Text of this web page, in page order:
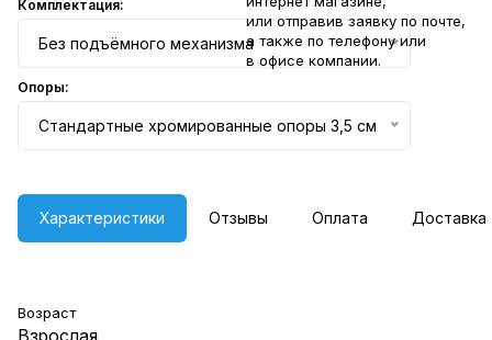
Комплектация:
Без подъёмного механизма
Опоры:
Стандартные хромированные опоры 3,5 см
или отправив заявку по почте,
а также по телефону или
в офисе компании.
Характеристики Отзывы Оплата Доставка
Возраст
Взрослая